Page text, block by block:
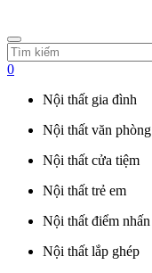
0
Nội thất gia đình
Nội thất văn phòng
Nội thất cửa tiệm
Nội thất trẻ em
Nội thất điểm nhấn
Nội thất lắp ghép